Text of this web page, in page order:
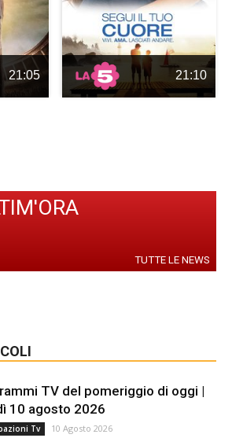
21:05 21:10
TUTTE LE NEWS
TV del pomeriggio di oggi |
10 agosto 2026
Tv 10 Agosto 2026